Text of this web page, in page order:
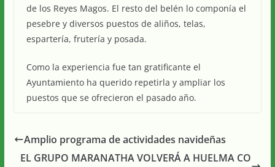
de los Reyes Magos. El resto del belén lo componía el
pesebre y diversos puestos de aliños, telas,
espartería, frutería y posada.
Como la experiencia fue tan gratificante el
Ayuntamiento ha querido repetirla y ampliar los
puestos que se ofrecieron el pasado año.
Amplio programa de actividades navideñas
EL GRUPO MARANATHA VOLVERÁ A HUELMA CO